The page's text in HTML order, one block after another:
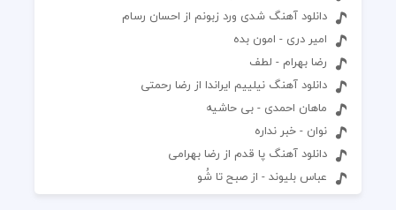
دانلود آهنگ شدی ورد زبونم از احسان رسام
امیر دری - امون بده
رضا بهرام - لطف
دانلود آهنگ نیلییم ایراندا از رضا رحمتی
ماهان احمدی - بی حاشیه
نوان - خبر نداره
دانلود آهنگ پا قدم از رضا بهرامی
عباس بلیوند - از صبح تا شُو